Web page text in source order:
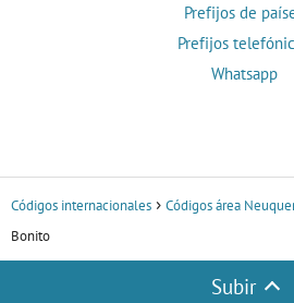
Prefijos de
Prefijos
Whatsapp
Códigos internacionales Códigos área
Bonito
Subir